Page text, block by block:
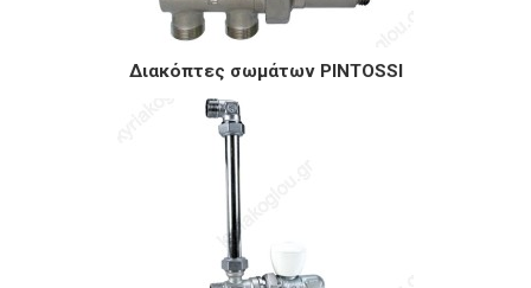
Διακόπτες σωμάτων PINTOSSI